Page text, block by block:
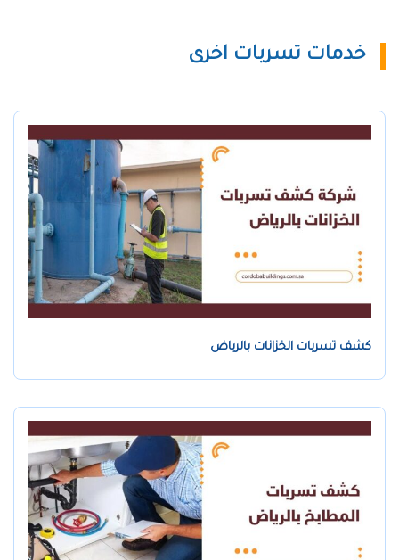
خدمات تسربات اخرى
كشف تسربات الخزانات بالرياض